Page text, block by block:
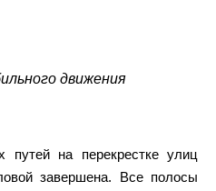
движения
путей на перекрестке улиц
завершена. Все полосы